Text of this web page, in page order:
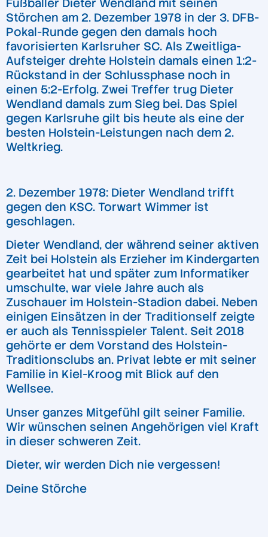
Fußballer Dieter Wendland mit seinen
Störchen am 2. Dezember 1978 in der 3. DFB-
Pokal-Runde gegen den damals hoch
favorisierten Karlsruher SC. Als Zweitliga-
Aufsteiger drehte Holstein damals einen 1:2-
Rückstand in der Schlussphase noch in
einen 5:2-Erfolg. Zwei Treffer trug Dieter
Wendland damals zum Sieg bei. Das Spiel
gegen Karlsruhe gilt bis heute als eine der
besten Holstein-Leistungen nach dem 2.
Weltkrieg.
2. Dezember 1978: Dieter Wendland trifft
gegen den KSC. Torwart Wimmer ist
geschlagen.
Dieter Wendland, der während seiner aktiven
Zeit bei Holstein als Erzieher im Kindergarten
gearbeitet hat und später zum Informatiker
umschulte, war viele Jahre auch als
Zuschauer im Holstein-Stadion dabei. Neben
einigen Einsätzen in der Traditionself zeigte
er auch als Tennisspieler Talent. Seit 2018
gehörte er dem Vorstand des Holstein-
Traditionsclubs an. Privat lebte er mit seiner
Familie in Kiel-Kroog mit Blick auf den
Wellsee.
Unser ganzes Mitgefühl gilt seiner Familie.
Wir wünschen seinen Angehörigen viel Kraft
in dieser schweren Zeit.
Dieter, wir werden Dich nie vergessen!
Deine Störche